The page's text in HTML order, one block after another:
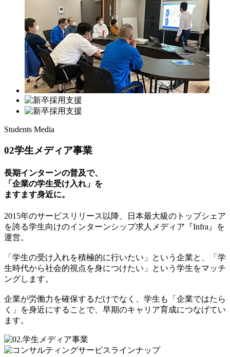
Students Media
02学生メディア事業
長期インターンの普及で、
「企業の学生受け入れ」を
ますます身近に。
2015年のサービスリリース以降、日本最大級のトップシェア
を誇る学生向けのインターンシップ求人メディア『Infra』を
運営。
「学生の受け入れを積極的に行いたい」という企業と、「学
生時代から社会的視点を身につけたい」という学生をマッチ
ングします。
企業が労働力を確保するだけでなく、学生も「企業ではたら
く」を身近にすることで、早期のキャリア育成につなげてい
ます。